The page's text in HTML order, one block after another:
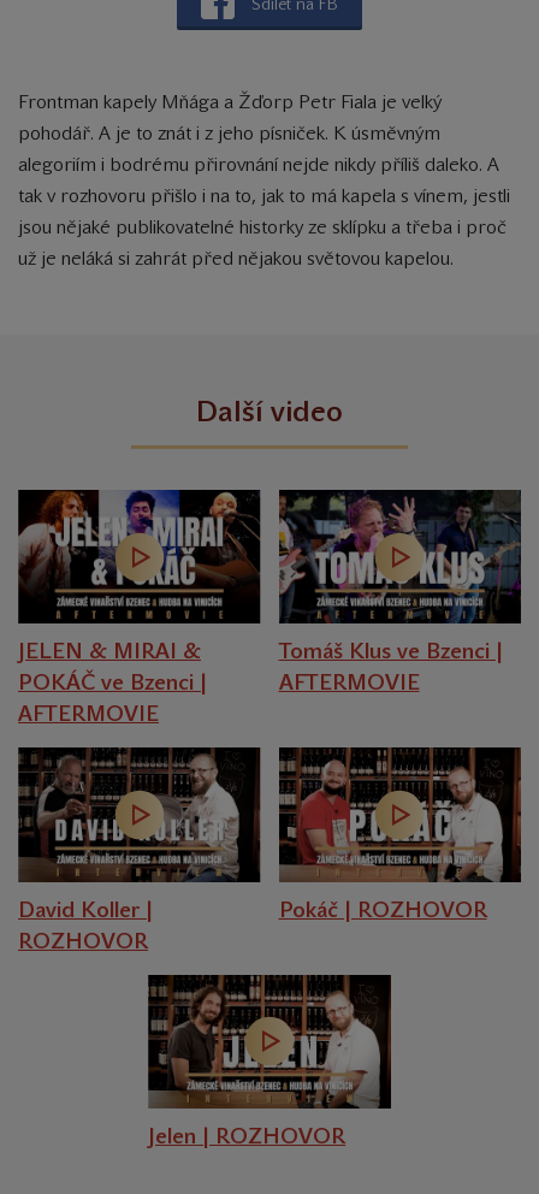
Frontman kapely Mňága a Žďorp Petr Fiala je velký
pohodář. A je to znát i z jeho písniček. K úsměvným
alegoriím i bodrému přirovnání nejde nikdy příliš daleko. A
tak v rozhovoru přišlo i na to, jak to má kapela s vínem, jestli
jsou nějaké publikovatelné historky ze sklípku a třeba i proč
už je neláká si zahrát před nějakou světovou kapelou.
Další video
JELEN & MIRAI &
POKÁČ ve Bzenci |
AFTERMOVIE
Tomáš Klus ve Bzenci |
AFTERMOVIE
David Koller |
ROZHOVOR
Pokáč | ROZHOVOR
Jelen | ROZHOVOR